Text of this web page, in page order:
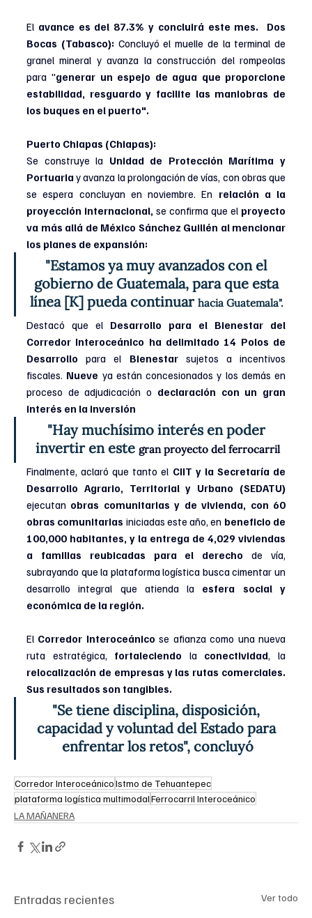
El avance es del 87.3% y concluirá este mes.  Dos
Bocas (Tabasco): Concluyó el muelle de la terminal de
granel mineral y avanza la construcción del rompeolas
para "generar un espejo de agua que proporcione
estabilidad, resguardo y facilite las maniobras de
los buques en el puerto".
Puerto Chiapas (Chiapas):
Se construye la Unidad de Protección Marítima y
Portuaria y avanza la prolongación de vías, con obras que
se espera concluyan en noviembre. En relación a la
proyección internacional, se confirma que el proyecto
va más allá de México Sánchez Guillén al mencionar
los planes de expansión:
"Estamos ya muy avanzados con el
gobierno de Guatemala, para que esta
línea [K] pueda continuar hacia Guatemala".
Destacó que el Desarrollo para el Bienestar del
Corredor Interoceánico ha delimitado 14 Polos de
Desarrollo para el Bienestar sujetos a incentivos
fiscales. Nueve ya están concesionados y los demás en
proceso de adjudicación o declaración con un gran
interés en la inversión
"Hay muchísimo interés en poder
invertir en este gran proyecto del ferrocarril
Finalmente, aclaró que tanto el CIIT y la Secretaría de
ejecutan obras comunitarias y de vivienda, con 60
obras comunitarias iniciadas este año, en beneficio de
100,000 habitantes, y la entrega de 4,029 viviendas
a familias reubicadas para el derecho de vía,
subrayando que la plataforma logística busca cimentar un
desarrollo integral que atienda la esfera social y
económica de la región.
El Corredor Interoceánico se afianza como una nueva
ruta estratégica, fortaleciendo la conectividad
relocalización de empresas y las rutas comerciales.
Sus resultados son tangibles.
"Se tiene disciplina, disposición,
capacidad y voluntad del Estado para
enfrentar los retos", concluyó
Corredor InteroceánicoIstmo de Tehuantepec
plataforma logística multimodalFerrocarril Interoceánico
LA MAÑANERA
Entradas recientes Ver todo